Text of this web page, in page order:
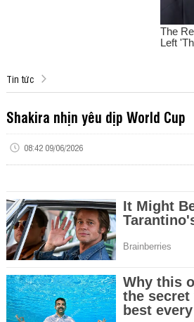
Tin tức
Shakira nhịn yêu dịp World Cup
08:42 09/06/2026